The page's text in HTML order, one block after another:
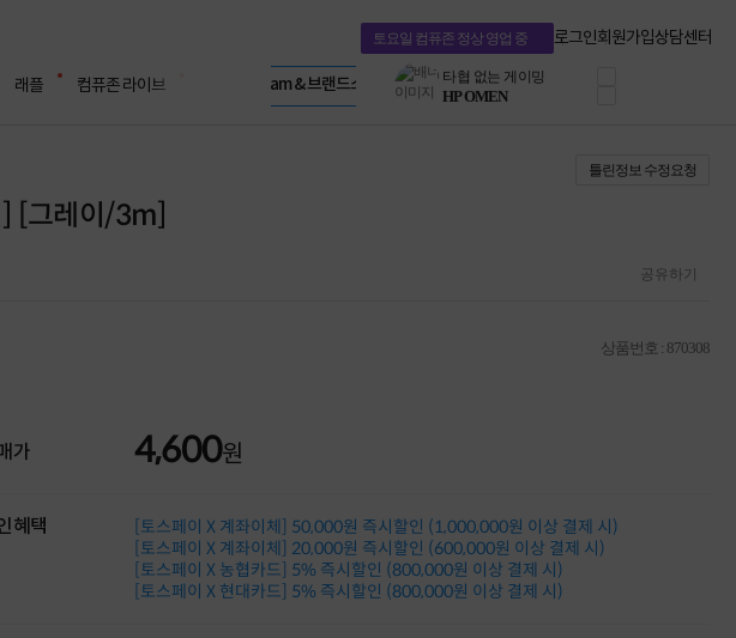
토요일 컴퓨존 정상 영업 중 로그인회원가입상담센터
래플 컴퓨존 라이브
LG gram & 브랜드스토어
Microsoft 브랜드스토어
Dell 구매 찬스
프로 에센셜
타협 없는 게이밍
HP OMEN
MSI 공유기
적립금 3% 페이백
시스코 스위칭허브
누적 금액 별
틀린정보 수정요청
[그레이/3m]
공유하기
상품번호 : 870308
가 4,600원
혜택
[토스페이 X 계좌이체] 50,000원 즉시할인 (1,000,000원 이상 결제 시)
[토스페이 X 계좌이체] 20,000원 즉시할인 (600,000원 이상 결제 시)
[토스페이 X 농협카드] 5% 즉시할인 (800,000원 이상 결제 시)
[토스페이 X 현대카드] 5% 즉시할인 (800,000원 이상 결제 시)